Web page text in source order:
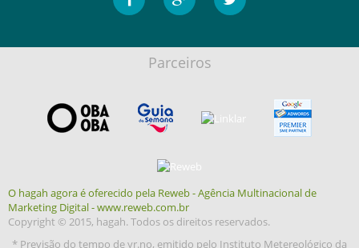
Parceiros
O hagah agora é oferecido pela Reweb - Agência Multinacional de
Marketing Digital - www.reweb.com.br
Copyright © 2015, hagah. Todos os direitos reservados.
* Previsão do tempo de yr.no, emitido pelo Instituto Metereológico da